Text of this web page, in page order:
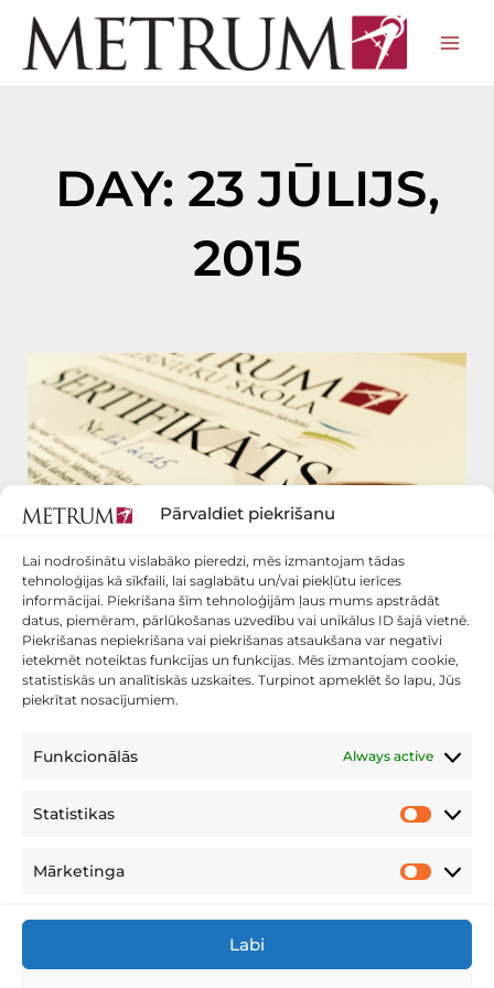
Pārvaldiet piekrišanu
Lai nodrošinātu vislabāko pieredzi, mēs izmantojam tādas
tehnoloģijas kā sīkfaili, lai saglabātu un/vai piekļūtu ierīces
informācijai. Piekrišana šīm tehnoloģijām ļaus mums apstrādāt
datus, piemēram, pārlūkošanas uzvedību vai unikālus ID šajā vietnē.
Piekrišanas nepiekrišana vai piekrišanas atsaukšana var negatīvi
ietekmēt noteiktas funkcijas un funkcijas. Mēs izmantojam cookie,
statistiskās un analītiskās uzskaites. Turpinot apmeklēt šo lapu, Jūs
piekrītat nosacījumiem.
Funkcionālās Always active
Statistikas Statistikas
Mārketinga
Labi
content
DAY: 23 JŪLIJS,
2015
METRUM MĒRNIEKU SKOLAI PIRMAIS
IZLAIDUMS
Piektdien, 17.jūlijā, “METRUM” centrālā biroja konferenču zālē
pirmie “METRUM” Mērnieku skolas absolventi saņēma
sertifikātus, kas apliecina, ka viņi ir sekmīgi apguvuši mērnieka
vispārējā ģeodēzijā un ģeodēzisko datu apstrādē, mērniecības
instrumentu un datorprogrammu pielietošanā, tahimetrijā un
PRIVĀTUMA POLITIKA